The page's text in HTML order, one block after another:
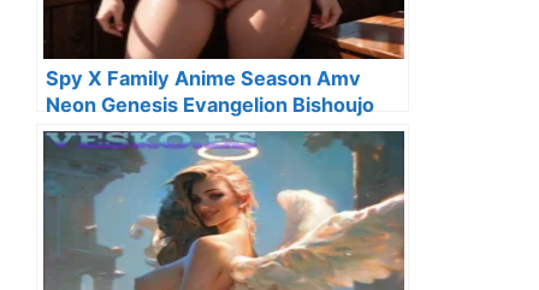
Spy X Family Anime Season Amv
Neon Genesis Evangelion Bishoujo